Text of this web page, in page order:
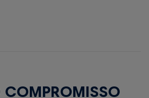
COMPROMISSO